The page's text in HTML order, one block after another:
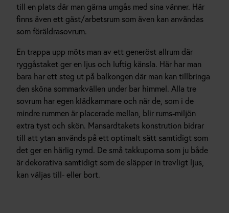
till en plats där man gärna umgås med sina vänner. Här
finns även ett gäst/arbetsrum som även kan användas
som föräldrasovrum.
En trappa upp möts man av ett generöst allrum där
ryggåstaket ger en ljus och luftig känsla. Här har man
bara har ett steg ut på balkongen där man kan tillbringa
den sköna sommarkvällen under bar himmel. Alla tre
sovrum har egen klädkammare och när de, som i de
mindre rummen är placerade mellan, blir rums-miljön
extra tyst och skön. Mansardtakets konstrution bidrar
till att ytan används på ett optimalt sätt samtidigt som
det ger en härlig rymd. De små takkuporna som ju både
är dekorativa samtidigt som de släpper in trevligt ljus,
kan väljas till- eller bort.